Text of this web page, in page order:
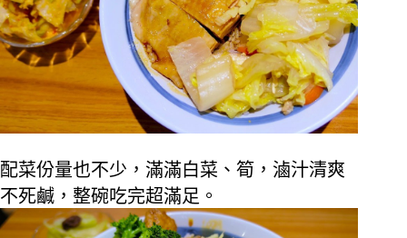
配菜份量也不少，滿滿白菜、筍，滷汁清爽
不死鹹，整碗吃完超滿足。